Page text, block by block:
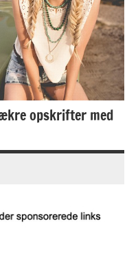
opskrifter med